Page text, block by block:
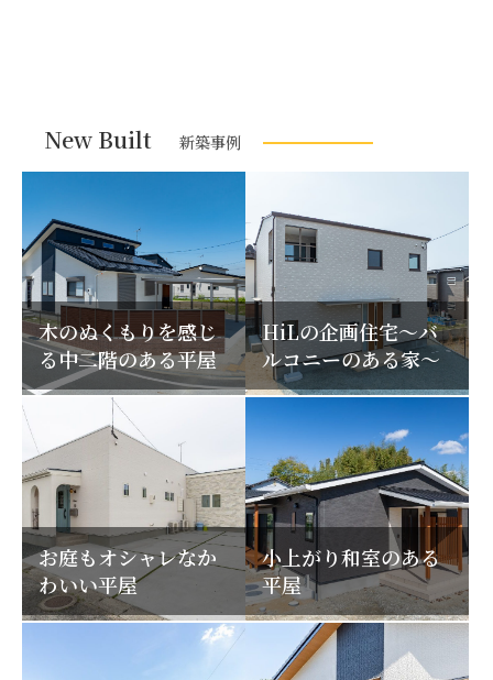
New Built 新築事例
木のぬくもりを感じ
る中二階のある平屋
HiLの企画住宅～バ
ルコニーのある家～
お庭もオシャレなか
わいい平屋
小上がり和室のある
平屋